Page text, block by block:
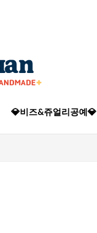
💎비즈&쥬얼리공예💎